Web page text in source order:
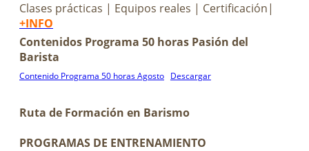
Clases prácticas | Equipos reales | Certificación|
+INFO
Contenidos Programa 50 horas Pasión del
Barista
Contenido Programa 50 horas Agosto Descargar
Ruta de Formación en Barismo
PROGRAMAS DE ENTRENAMIENTO